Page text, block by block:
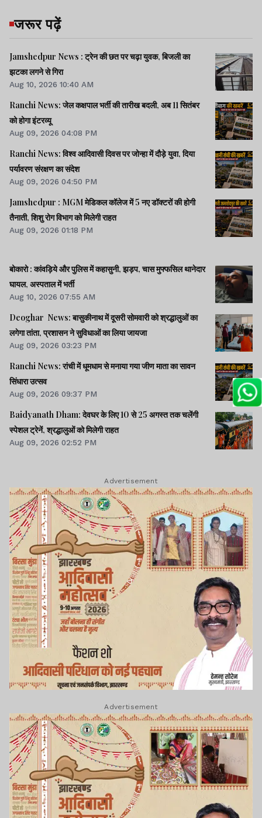
जरूर पढ़ें
Jamshedpur News : ट्रेन की छत पर चढ़ा युवक, बिजली का
झटका लगने से गिरा
Aug 10, 2026 10:40 AM
Ranchi News: जेल कक्षपाल भर्ती की तारीख बदली, अब 11 सितंबर
को होगा इंटरव्यू
Aug 09, 2026 04:08 PM
Ranchi News: विश्व आदिवासी दिवस पर जोन्हा में दौड़े युवा, दिया
पर्यावरण संरक्षण का संदेश
Aug 09, 2026 04:50 PM
Jamshedpur : MGM मेडिकल कॉलेज में 5 नए डॉक्टरों की होगी
तैनाती, शिशु रोग विभाग को मिलेगी राहत
Aug 09, 2026 01:18 PM
बोकारो : कांवड़िये और पुलिस में कहासुनी, झड़प, चास मुफ्फसिल थानेदार
घायल, अस्पताल में भर्ती
Aug 10, 2026 07:55 AM
Deoghar News: बासुकीनाथ में दूसरी सोमवारी को श्रद्धालुओं का
लगेगा तांता, प्रशासन ने सुविधाओं का लिया जायजा
Aug 09, 2026 03:23 PM
Ranchi News: रांची में धूमधाम से मनाया गया जीण माता का सावन
सिंधारा उत्सव
Aug 09, 2026 09:37 PM
Baidyanath Dham: देवघर के लिए 10 से 25 अगस्त तक चलेंगी
स्पेशल ट्रेनें, श्रद्धालुओं को मिलेगी राहत
Aug 09, 2026 02:52 PM
Advertisement
Advertisement